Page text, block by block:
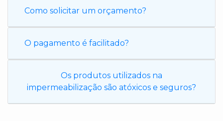
Como solicitar um orçamento?
O pagamento é facilitado?
Os produtos utilizados na
impermeabilização são atóxicos e seguros?